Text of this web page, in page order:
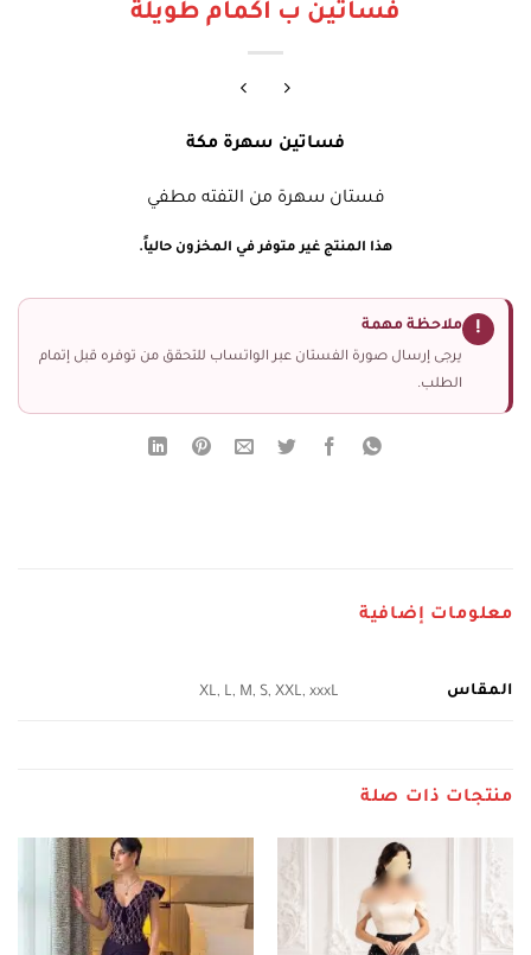
فساتين ب اكمام طويلة
فساتين سهرة مكة
فستان سهرة من التفته مطفي
هذا المنتج غير متوفر في المخزون حالياً.
! ملاحظة مهمة
يرجى إرسال صورة الفستان عبر الواتساب للتحقق من توفره قبل إتمام
الطلب.
معلومات إضافية
المقاس XL, L, M, S, XXL, xxxL
منتجات ذات صلة